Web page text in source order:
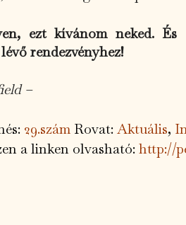
ezt kívánom neked. És
rendezvényhez!
–
29.szám Rovat:Aktuális,
a linken olvasható:http://